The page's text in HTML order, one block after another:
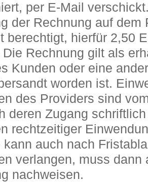
per E-Mail
der Rechnung auf dem
berechtigt, hierfür 2,50
Rechnung gilt als
Kunden oder eine
worden ist.
des Providers sind
deren Zugang
rechtzeitiger
kann auch nach
verlangen, muss
nachweisen.